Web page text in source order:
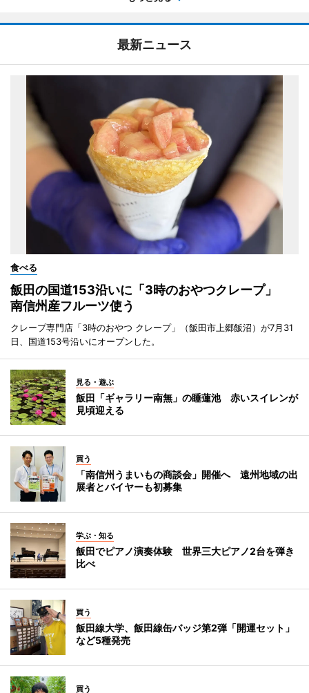
最新ニュース
食べる
飯田の国道153沿いに「3時のおやつクレープ」
南信州産フルーツ使う
クレープ専門店「3時のおやつ クレープ」（飯田市上郷飯沼）が7月31
日、国道153号沿いにオープンした。
見る・遊ぶ
飯田「ギャラリー南無」の睡蓮池 赤いスイレンが
見頃迎える
買う
「南信州うまいもの商談会」開催へ 遠州地域の出
展者とバイヤーも初募集
学ぶ・知る
飯田でピアノ演奏体験 世界三大ピアノ2台を弾き
比べ
買う
飯田線大学、飯田線缶バッジ第2弾「開運セット」
など5種発売
買う